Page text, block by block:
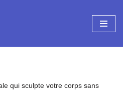
qui sculpte votre corps sans